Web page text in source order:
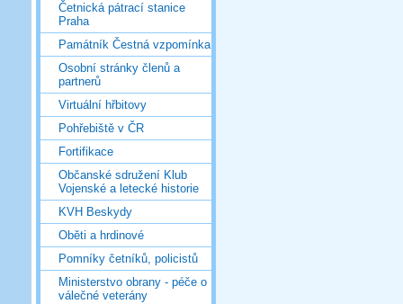
Četnická pátrací stanice
Praha
Památník Čestná vzpomínka
Osobní stránky členů a
partnerů
Virtuální hřbitovy
Pohřebiště v ČR
Fortifikace
Občanské sdružení Klub
Vojenské a letecké historie
KVH Beskydy
Oběti a hrdinové
Pomníky četníků, policistů
Ministerstvo obrany - péče o
válečné veterány